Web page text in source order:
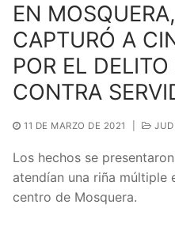
EN
CAPTURÓ A
POR EL
CONTRA
11 DE MARZO DE 2021
Los hechos se
atendían una riña
centro de Mosquera.